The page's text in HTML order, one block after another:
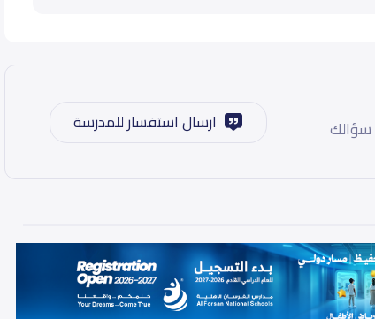
سؤالك ارسال استفسار للمدرسة